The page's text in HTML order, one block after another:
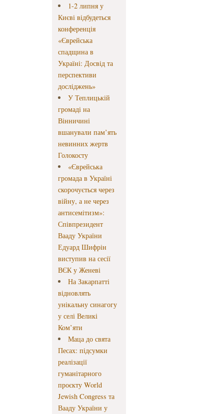
1-2 липня у
Києві відбудеться
конференція
«Єврейська
спадщина в
Україні: Досвід та
перспективи
досліджень»
У Теплицькій
громаді на
Вінничині
вшанували пам’ять
невинних жертв
Голокосту
«Єврейська
громада в Україні
скорочується через
війну, а не через
антисемітизм»:
Співпрезидент
Вааду України
Едуард Шифрін
виступив на сесії
ВЄК у Женеві
На Закарпатті
відновлять
унікальну синагогу
у селі Великі
Ком’яти
Маца до свята
Песах: підсумки
реалізації
гуманітарного
проєкту World
Jewish Congress та
Вааду України у